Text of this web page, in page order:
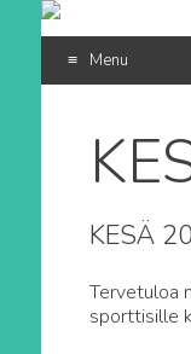
Menu
CONTENT
KESÄ
Tervetuloa
sporttisille